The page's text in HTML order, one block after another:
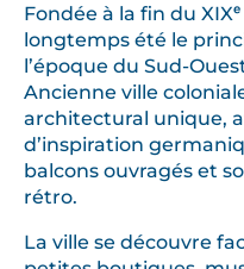
Fondée à la fin du XIXᵉ
longtemps été le
l’époque du Sud-
Ancienne ville
architectural unique,
d’inspiration
balcons ouvragés et
rétro.
La ville se découvre